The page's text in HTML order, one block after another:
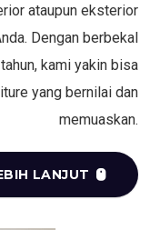
ataupun eksterior
Dengan berbekal
kami yakin bisa
yang bernilai dan
memuaskan.
LANJUT